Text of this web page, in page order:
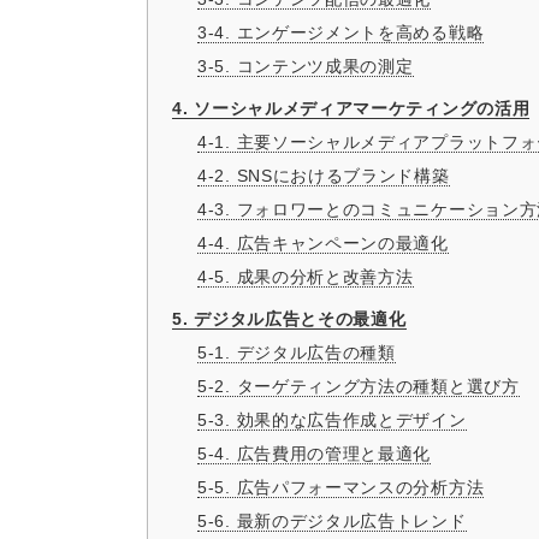
3-4. エンゲージメントを高める戦略
3-5. コンテンツ成果の測定
4. ソーシャルメディアマーケティングの活用
4-1. 主要ソーシャルメディアプラットフォ
4-2. SNSにおけるブランド構築
4-3. フォロワーとのコミュニケーション方
4-4. 広告キャンペーンの最適化
4-5. 成果の分析と改善方法
5. デジタル広告とその最適化
5-1. デジタル広告の種類
5-2. ターゲティング方法の種類と選び方
5-3. 効果的な広告作成とデザイン
5-4. 広告費用の管理と最適化
5-5. 広告パフォーマンスの分析方法
5-6. 最新のデジタル広告トレンド